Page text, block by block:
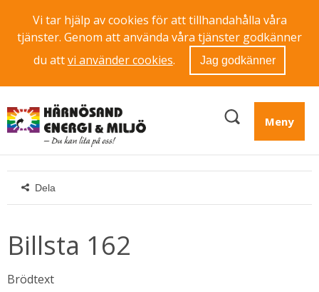
Vi tar hjälp av cookies för att tillhandahålla våra
tjänster. Genom att använda våra tjänster godkänner
du attvi använder cookies. Jag godkänner
Meny
Dela
Billsta 162
Brödtext